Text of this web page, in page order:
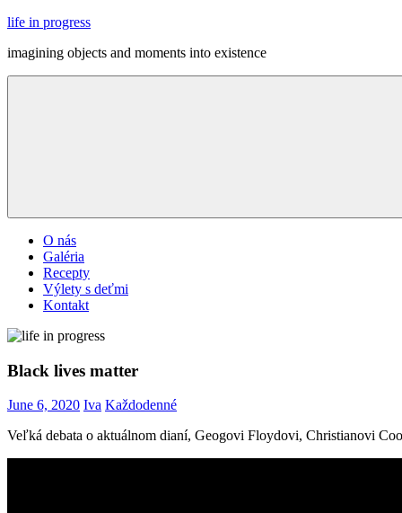
Skip
content
life in progress
imagining objects and moments into existence
Menu
O nás
Galéria
Recepty
Výlety s deťmi
Kontakt
Black lives matter
June 6, 2020 Iva Každodenné
Veľká debata o aktuálnom dianí, Geogovi Floydovi, Christianovi